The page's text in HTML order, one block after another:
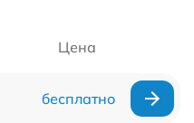
Цена
бесплатно